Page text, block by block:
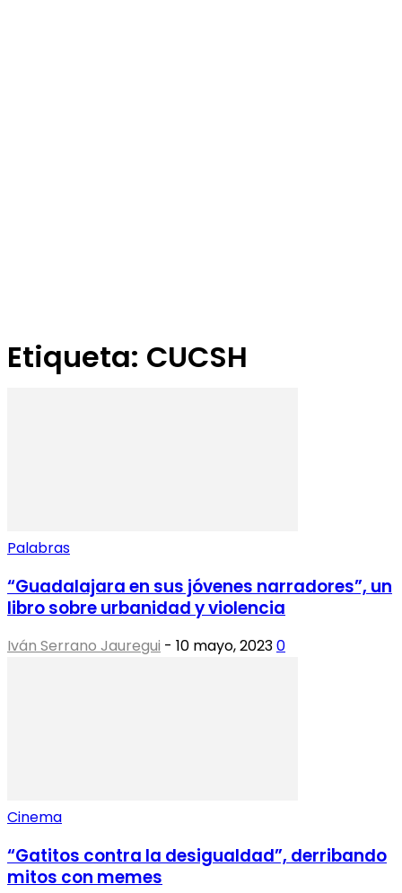
Etiqueta: CUCSH
Palabras
“Guadalajara en sus jóvenes narradores”, un
libro sobre urbanidad y violencia
Iván Serrano Jauregui - 10 mayo, 20230
Cinema
“Gatitos contra la desigualdad”, derribando
mitos con memes